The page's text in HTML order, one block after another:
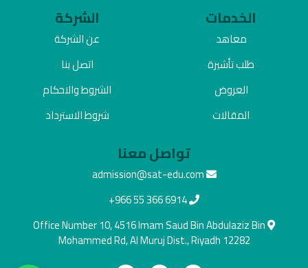
الخدمات
معاهد
طلب تأشيرة
العروض
المقالات
الشركة
عن الشركة
اتصل بنا
الشروط والاحكام
شروط الاسترداد
تواصل معنا
admission@sat-edu.com
+966 55 366 6914
Office Number 10, 4516 Imam Saud Bin Abdulaziz Bin
Mohammed Rd, Al Muruj Dist., Riyadh 12282